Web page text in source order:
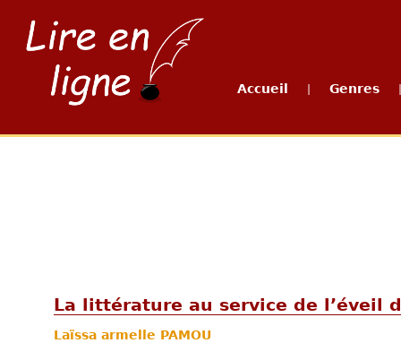
Accueil Genres
La littérature au service de l’éveil
Laïssa armelle PAMOU